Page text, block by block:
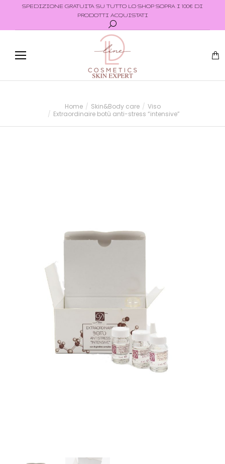
SPEDIZIONE GRATUITA SU TUTTO LO SHOP SOPRA I 100€ DI
PRODOTTI ACQUISTATI
Home Skin&Body care
Viso
Extraordinaire botù anti-stress “intensive”